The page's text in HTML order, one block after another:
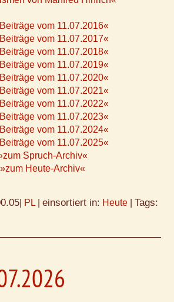
vom 11.07.2016«
vom 11.07.2017«
vom 11.07.2018«
vom 11.07.2019«
vom 11.07.2020«
vom 11.07.2021«
vom 11.07.2022«
vom 11.07.2023«
vom 11.07.2024«
vom 11.07.2025«
Spruch-Archiv«
»zum Heute-Archiv«
PL einsortiert in: Heute Tags: